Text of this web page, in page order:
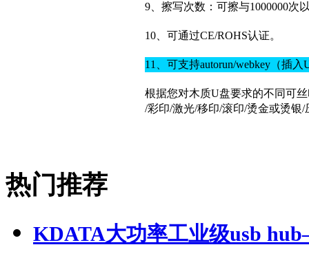
9、擦写次数：可擦与1000000次
10、可通过CE/ROHS认证。
11、可支持autorun/webkey（插
根据您对木质U盘要求的不同可
/彩印/激光/移印/滚印/烫金或烫银
热门推荐
KDATA大功率工业级usb